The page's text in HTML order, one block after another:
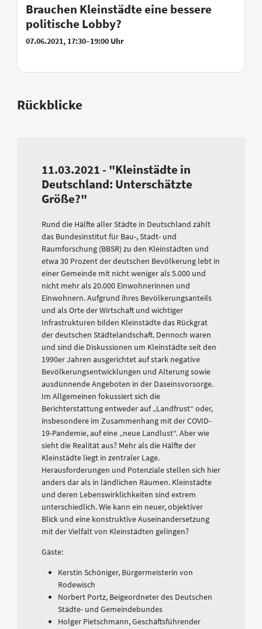
Brauchen Kleinstädte eine bessere
politische Lobby?
07.06.2021, 17:30–19:00 Uhr
Rückblicke
11.03.2021 - "Kleinstädte in
Deutschland: Unterschätzte
Größe?"
Rund die Hälfte aller Städte in Deutschland zählt
das Bundesinstitut für Bau-, Stadt- und
Raumforschung (BBSR) zu den Kleinstädten und
etwa 30 Prozent der deutschen Bevölkerung lebt in
einer Gemeinde mit nicht weniger als 5.000 und
nicht mehr als 20.000 Einwohnerinnen und
Einwohnern. Aufgrund ihres Bevölkerungsanteils
und als Orte der Wirtschaft und wichtiger
Infrastrukturen bilden Kleinstädte das Rückgrat
der deutschen Städtelandschaft. Dennoch waren
und sind die Diskussionen um Kleinstädte seit den
1990er Jahren ausgerichtet auf stark negative
Bevölkerungsentwicklungen und Alterung sowie
ausdünnende Angeboten in der Daseinsvorsorge.
Im Allgemeinen fokussiert sich die
Berichterstattung entweder auf „Landfrust“ oder,
insbesondere im Zusammenhang mit der COVID-
19-Pandemie, auf eine „neue Landlust“. Aber wie
sieht die Realität aus? Mehr als die Hälfte der
Kleinstädte liegt in zentraler Lage.
Herausforderungen und Potenziale stellen sich hier
anders dar als in ländlichen Räumen. Kleinstädte
und deren Lebenswirklichkeiten sind extrem
unterschiedlich. Wie kann ein neuer, objektiver
Blick und eine konstruktive Auseinandersetzung
mit der Vielfalt von Kleinstädten gelingen?
Gäste:
Kerstin Schöniger, Bürgermeisterin von
Rodewisch
Norbert Portz, Beigeordneter des Deutschen
Städte- und Gemeindebundes
Holger Pietschmann, Geschäftsführender